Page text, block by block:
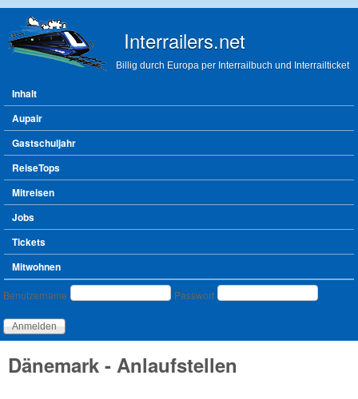
Interrailers.net
Billig durch Europa per Interrailbuch und Interrailticket
Hauptmenü
Inhalt
Aupair
Gastschuljahr
ReiseTops
Mitreisen
Jobs
Tickets
Mitwohnen
Benutzeranmeldung
Benutzername Passwort
Dänemark - Anlaufstellen